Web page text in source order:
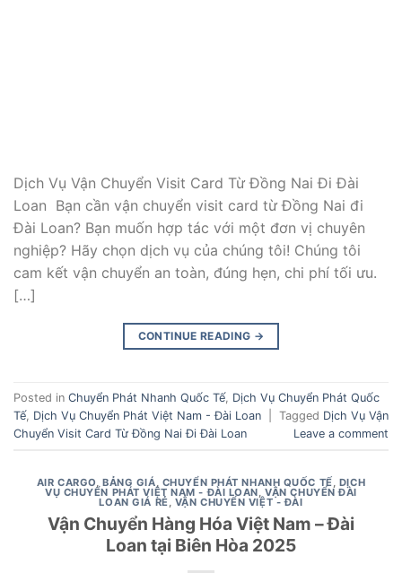
Dịch Vụ Vận Chuyển Visit Card Từ Đồng Nai Đi Đài
Loan Bạn cần vận chuyển visit card từ Đồng Nai đi
Đài Loan? Bạn muốn hợp tác với một đơn vị chuyên
nghiệp? Hãy chọn dịch vụ của chúng tôi! Chúng tôi
cam kết vận chuyển an toàn, đúng hẹn, chi phí tối ưu.
[…]
CONTINUE READING →
Posted in Chuyển Phát Nhanh Quốc Tế, Dịch Vụ Chuyển Phát Quốc
Tế, Dịch Vụ Chuyển Phát Việt Nam - Đài Loan Tagged Dịch Vụ Vận
Chuyển Visit Card Từ Đồng Nai Đi Đài Loan
Leave a comment
AIR CARGO,BẢNG GIÁ, CHUYỂN PHÁT NHANH QUỐC TẾ, DỊCH
VỤ CHUYỂN PHÁT VIỆT NAM - ĐÀI LOAN,VẬN CHUYỂN ĐÀI
LOAN GIÁ RẺ, VẬN CHUYỂN VIỆT - ĐÀI
Vận Chuyển Hàng Hóa Việt Nam – Đài
Loan tại Biên Hòa 2025